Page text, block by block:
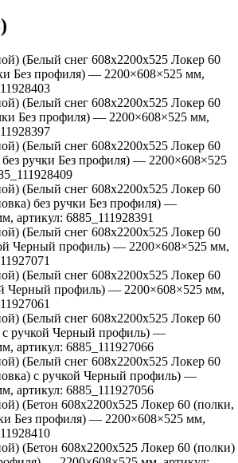
)
(Белый снег 608х2200х525 Локер 60
Без профиля) — 2200×608×525 мм,
(Белый снег 608х2200х525 Локер 60
Без профиля) — 2200×608×525 мм,
(Белый снег 608х2200х525 Локер 60
ручки Без профиля) — 2200×608×525
(Белый снег 608х2200х525 Локер 60
без ручки Без профиля) —
артикул: 6885_111928391
(Белый снег 608х2200х525 Локер 60
Черный профиль) — 2200×608×525 мм,
(Белый снег 608х2200х525 Локер 60
Черный профиль) — 2200×608×525 мм,
(Белый снег 608х2200х525 Локер 60
ручкой Черный профиль) —
артикул: 6885_111927066
(Белый снег 608х2200х525 Локер 60
с ручкой Черный профиль) —
артикул: 6885_111927056
(Бетон 608х2200х525 Локер 60 (полки,
Без профиля) — 2200×608×525 мм,
(Бетон 608х2200х525 Локер 60 (полки)